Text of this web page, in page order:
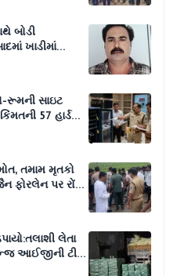
ખાડીમાં
4 પુત્રોએ
57 હાર્ડ
મેનેજર
ફોરલેન પર રોંગ
દર્શન
આઈજીની ટીમે